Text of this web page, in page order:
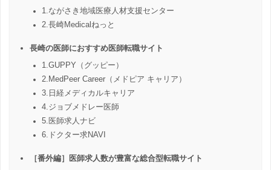
1.ながさき地域医療人材支援センター
2.長崎Medicalねっと
長崎の医師におすすめ医師転職サイト
1.GUPPY（グッピー）
2.MedPeer Career（メドピア キャリア）
3.日経メディカルキャリア
4.ジョブメドレー医師
5.医師求人ナビ
6.ドクター求NAVI
［番外編］医師求人数が豊富な総合型転職サイト